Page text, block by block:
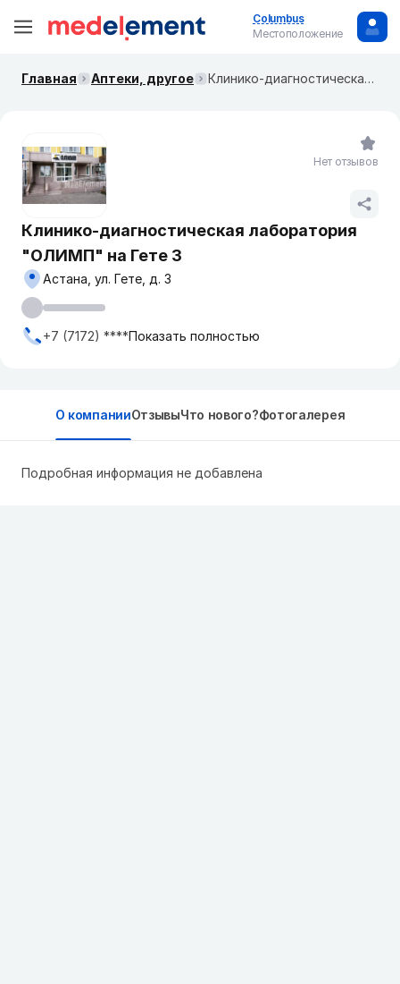
Columbus
Местоположение
Главная Аптеки, другое Клинико-диагностическая лаборатория "ОЛИМП" на Гете 3
Клинико-диагностическая лаборатория
"ОЛИМП" на Гете 3
Астана, ул. Гете, д. 3
+7 (7172) ****Показать полностью
Нет отзывов
О компанииОтзывыЧто нового?Фотогалерея
Подробная информация не добавлена